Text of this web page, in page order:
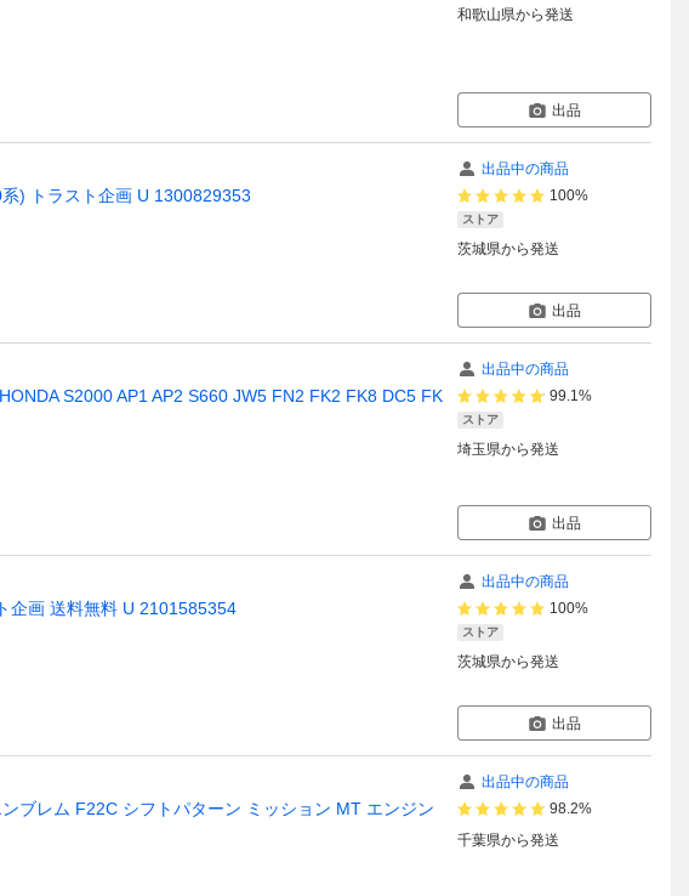
和歌山県から発送
出品
) トラスト企画 U 1300829353
出品中の商品
100%
ストア
茨城県から発送
出品
S2000 AP1 AP2 S660 JW5 FN2 FK2 FK8 DC5 FK
出品中の商品
99.1%
ストア
埼玉県から発送
出品
企画 送料無料 U 2101585354
出品中の商品
100%
ストア
茨城県から発送
出品
ブレム F22C シフトパターン ミッション MT エンジン
出品中の商品
98.2%
千葉県から発送